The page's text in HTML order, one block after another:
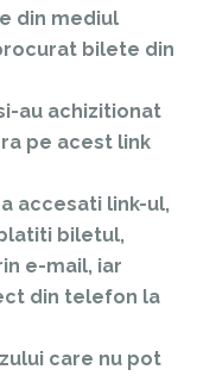
din mediul
bilete din
au achizitionat
pe acest link
accesati link-ul,
biletul,
e-mail, iar
din telefon la
care nu pot